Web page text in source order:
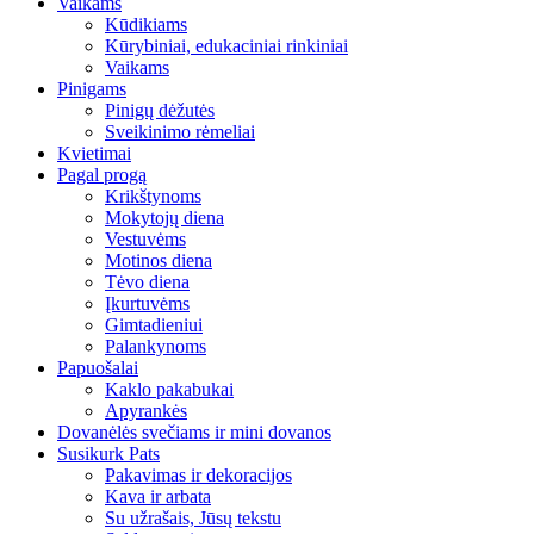
Kūdikiams
Kūrybiniai, edukaciniai rinkiniai
Vaikams
Pinigams
Pinigų dėžutės
Sveikinimo rėmeliai
Kvietimai
Pagal progą
Krikštynoms
Mokytojų diena
Vestuvėms
Motinos diena
Tėvo diena
Įkurtuvėms
Gimtadieniui
Palankynoms
Papuošalai
Kaklo pakabukai
Apyrankės
Dovanėlės svečiams ir mini dovanos
Susikurk Pats
Pakavimas ir dekoracijos
Kava ir arbata
Su užrašais, Jūsų tekstu